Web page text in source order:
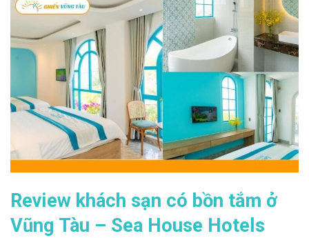
Review khách sạn có bồn tắm ở
Vũng Tàu – Sea House Hotels